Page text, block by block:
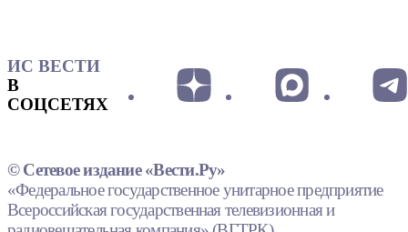
ИС ВЕСТИ
В
СОЦСЕТЯХ
© Сетевое издание «Вести.Ру»
«Федеральное государственное унитарное предприятие
Всероссийская государственная телевизионная и